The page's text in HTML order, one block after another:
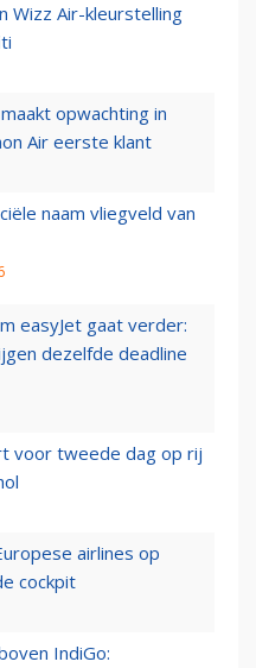
Wizz Air-kleurstelling
opwachting in
Air eerste klant
naam vliegveld van
easyJet gaat verder:
dezelfde deadline
voor tweede dag op rij
airlines op
cockpit
IndiGo: